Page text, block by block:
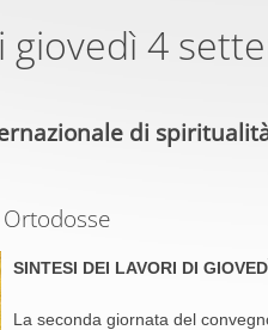
giovedì 4
di
SINTESI DEI LAVORI DI
La seconda giornata del